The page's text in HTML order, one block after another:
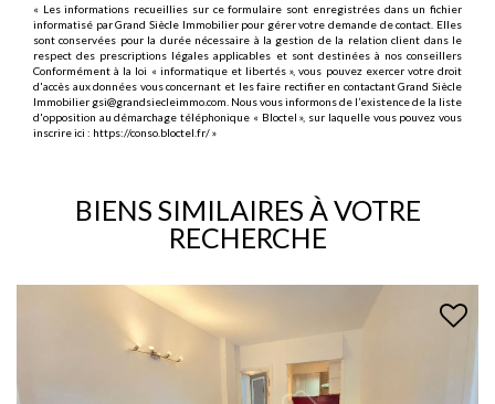
« Les informations recueillies sur ce formulaire sont enregistrées dans un fichier
informatisé par Grand Siècle Immobilier pour gérer votre demande de contact. Elles
sont conservées pour la durée nécessaire à la gestion de la relation client dans le
respect des prescriptions légales applicables et sont destinées à nos conseillers
Conformément à la loi « informatique et libertés », vous pouvez exercer votre droit
d'accès aux données vous concernant et les faire rectifier en contactant Grand Siècle
Immobilier gsi@grandsiecleimmo.com. Nous vous informons de l’existence de la liste
d'opposition au démarchage téléphonique « Bloctel », sur laquelle vous pouvez vous
inscrire ici : https://conso.bloctel.fr/»
BIENS SIMILAIRES À VOTRE
RECHERCHE